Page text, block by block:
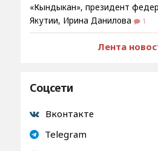
«Кындыкан», президент
Якутии, Ирина Данилова
1
Лента
Соцсети
Вконтакте
Telegram